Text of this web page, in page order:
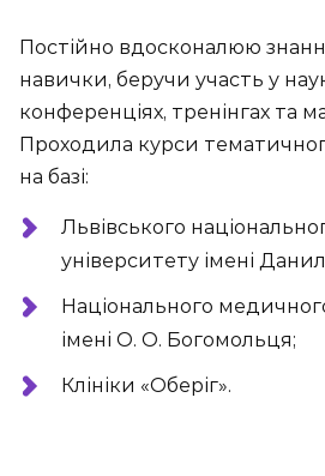
Постійно вдосконалюю
навички, беручи участь у
конференціях, тренінгах та
Проходила курси
на базі:
Львівського
університету імені
Національного
імені О. О. Богомольця;
Клініки «Оберіг».